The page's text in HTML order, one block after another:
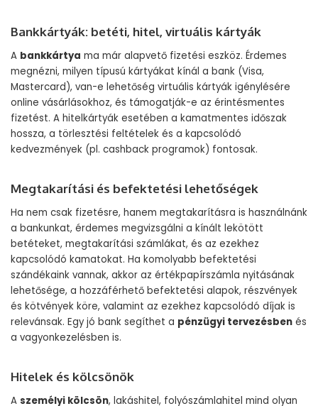
Bankkártyák: betéti, hitel, virtuális kártyák
A bankkártya ma már alapvető fizetési eszköz. Érdemes
megnézni, milyen típusú kártyákat kínál a bank (Visa,
Mastercard), van-e lehetőség virtuális kártyák igénylésére
online vásárlásokhoz, és támogatják-e az érintésmentes
fizetést. A hitelkártyák esetében a kamatmentes időszak
hossza, a törlesztési feltételek és a kapcsolódó
kedvezmények (pl. cashback programok) fontosak.
Megtakarítási és befektetési lehetőségek
Ha nem csak fizetésre, hanem megtakarításra is használnánk
a bankunkat, érdemes megvizsgálni a kínált lekötött
betéteket, megtakarítási számlákat, és az ezekhez
kapcsolódó kamatokat. Ha komolyabb befektetési
szándékaink vannak, akkor az értékpapírszámla nyitásának
lehetősége, a hozzáférhető befektetési alapok, részvények
és kötvények köre, valamint az ezekhez kapcsolódó díjak is
relevánsak. Egy jó bank segíthet a pénzügyi tervezésben és
a vagyonkezelésben is.
Hitelek és kölcsönök
A személyi kölcsön, lakáshitel, folyószámlahitel mind olyan